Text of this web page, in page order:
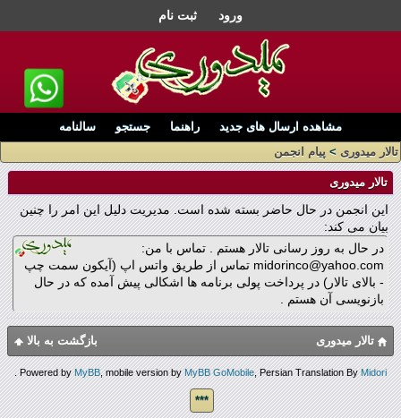
ورود ثبت نام
مشاهده ارسال های جدید راهنما جستجو
سالنامه
تالار میدوری > پیام انجمن
تالار میدوری
این انجمن در حال حاضر بسته شده است. مدیریت دلیل این امر را چنین
بیان می کند:
در حال به روز رسانی تالار هستم . تماس با من:
midorinco@yahoo.com تماس از طریق واتس اپ (آیکون سمت چپ
- بالای تالار) در پرداخت پولی برنامه ها اشکالی پیش آمده که در حال
بازنویسی آن هستم .
بازگشت به بالا تالار میدوری
Powered byMyBB, mobile version byMyBB GoMobile, Persian Translation ByMidori
.
***